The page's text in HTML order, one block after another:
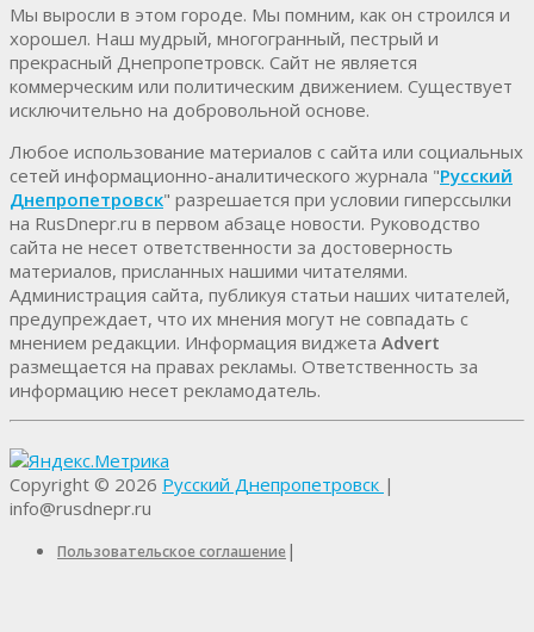
Мы выросли в этом городе. Мы помним, как он строился и
хорошел. Наш мудрый, многогранный, пестрый и
прекрасный Днепропетровск. Cайт не является
коммерческим или политическим движением. Существует
исключительно на добровольной основе.
Любое использование материалов c сайта или социальных
сетей информационно-аналитического журнала "Русский
Днепропетровск" разрешается при условии гиперссылки
на RusDnepr.ru в первом абзаце новости. Руководство
сайта не несет ответственности за достоверность
материалов, присланных нашими читателями.
Администрация сайта, публикуя статьи наших читателей,
предупреждает, что их мнения могут не совпадать с
мнением редакции. Информация виджета Advert
размещается на правах рекламы. Ответственность за
информацию несет рекламодатель.
Copyright © 2026 Русский Днепропетровск |
info@rusdnepr.ru
Пользовательское соглашение |